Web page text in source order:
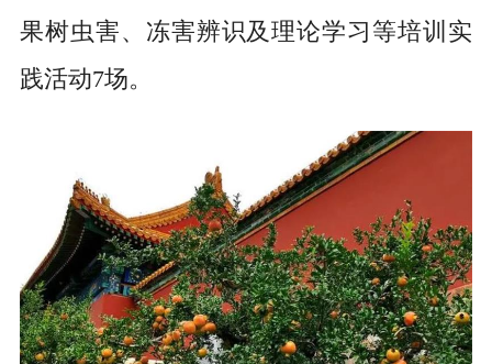
果树虫害、冻害辨识及理论学习等培训实
践活动7场。